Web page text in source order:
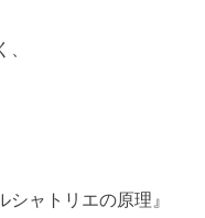
ャトリエの原理』